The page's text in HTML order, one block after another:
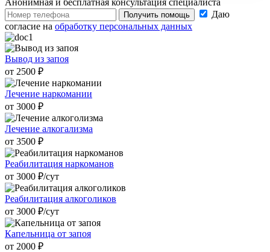
Получить помощь
Даю
согласие на обработку персональных данных
Вывод из запоя
от 2500 ₽
Лечение наркомании
от 3000 ₽
Лечение алкогализма
от 3500 ₽
Реабилитация наркоманов
от 3000 ₽/cут
Реабилитация алкоголиков
от 3000 ₽/cут
Капельница от запоя
от 2000 ₽